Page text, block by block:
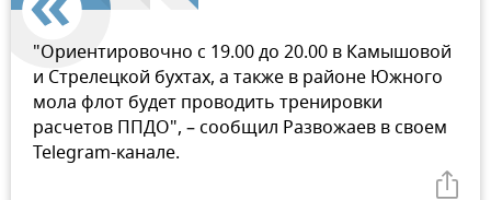
"Ориентировочно с 19.00 до 20.00 в Камышовой
и Стрелецкой бухтах, а также в районе Южного
мола флот будет проводить тренировки
расчетов ППДО", – сообщил Развожаев в своем
Telegram-канале.